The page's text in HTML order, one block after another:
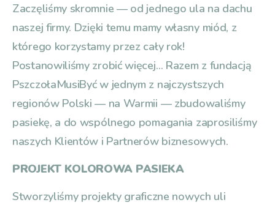
Zaczęliśmy skromnie — od jednego ula na dachu
naszej firmy. Dzięki temu mamy własny miód, z
którego korzystamy przez cały rok!
Postanowiliśmy zrobić więcej… Razem z fundacją
PszczołaMusiByć w jednym z najczystszych
regionów Polski — na Warmii — zbudowaliśmy
pasiekę, a do wspólnego pomagania zaprosiliśmy
naszych Klientów i Partnerów biznesowych.
PROJEKT KOLOROWA PASIEKA
Stworzyliśmy projekty graficzne nowych uli